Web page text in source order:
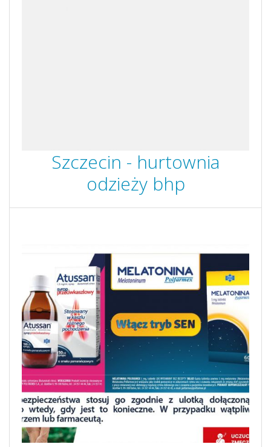
Szczecin - hurtownia
odzieży bhp